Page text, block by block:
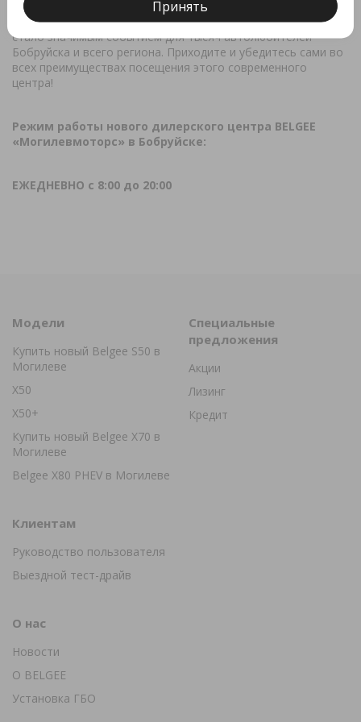
Открытие нового автосалона, приуроченное к Дню Победы,
стало значимым событием для тысяч автолюбителей
Бобруйска и всего региона. Приходите и убедитесь сами во
всех преимуществах посещения этого современного
центра!
Режим работы нового дилерского центра BELGEE
«Могилевмоторс» в Бобруйске:
ЕЖЕДНЕВНО с 8:00 до 20:00
Модели
Купить новый Belgee S50 в
Могилеве
X50
X50+
Купить новый Belgee X70 в
Могилеве
Belgee X80 PHEV в Могилеве
Специальные
предложения
Акции
Лизинг
Кредит
Клиентам
Руководство пользователя
Выездной тест-драйв
О нас
Новости
О BELGEE
Установка ГБО
Принять